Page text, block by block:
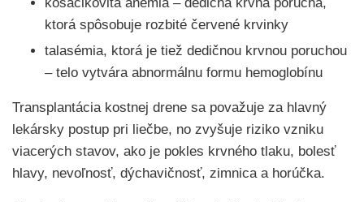
ktorá spôsobuje rozbité červené krvinky
talasémia, ktorá je tiež dedičnou krvnou poruchou
– telo vytvára abnormálnu formu hemoglobínu
Transplantácia kostnej drene sa považuje za hlavný
lekársky postup pri liečbe, no zvyšuje riziko vzniku
viacerých stavov, ako je pokles krvného tlaku, bolesť
hlavy, nevoľnosť, dýchavičnosť, zimnica a horúčka.